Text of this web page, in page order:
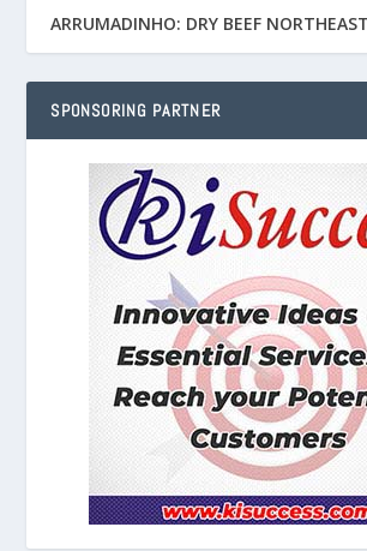
ARRUMADINHO: DRY BEEF
SPONSORING PARTNER